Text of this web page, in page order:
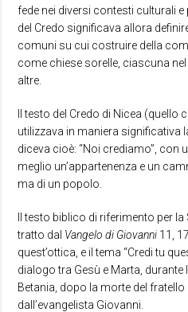
fede nei diversi contesti culturali
del Credo significava allora
comuni su cui costruire della
come chiese sorelle, ciascuna
altre.
Il testo del Credo di Nicea (quello
utilizzava in maniera significativa
diceva cioè: “Noi crediamo”, con
meglio un’appartenenza e un
ma di un popolo.
Il testo biblico di riferimento per la
tratto dal Vangelo di Giovanni 11,
quest’ottica, e il tema “Credi tu
dialogo tra Gesù e Marta, durante
Betania, dopo la morte del
dall’evangelista Giovanni.